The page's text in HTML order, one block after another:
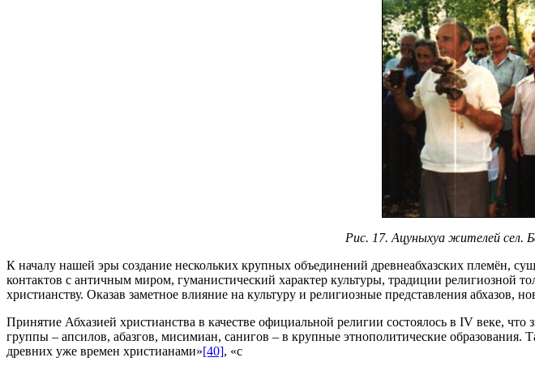
Рис. 17. Ацуныхуа жителей сел.
К началу нашей эры создание нескольких крупных объединений древнеабхазских племён,
контактов с античным миром, гуманистический характер культуры, традиции религиозной
христианству. Оказав заметное влияние на культуру и религиозные представления абхазов,
Принятие Абхазией христианства в качестве официальной религии состоялось в IV веке,
группы – апсилов, абазгов, мисимиан, санигов – в крупные этнополитические образования.
древних уже времен христианами»[40], «с